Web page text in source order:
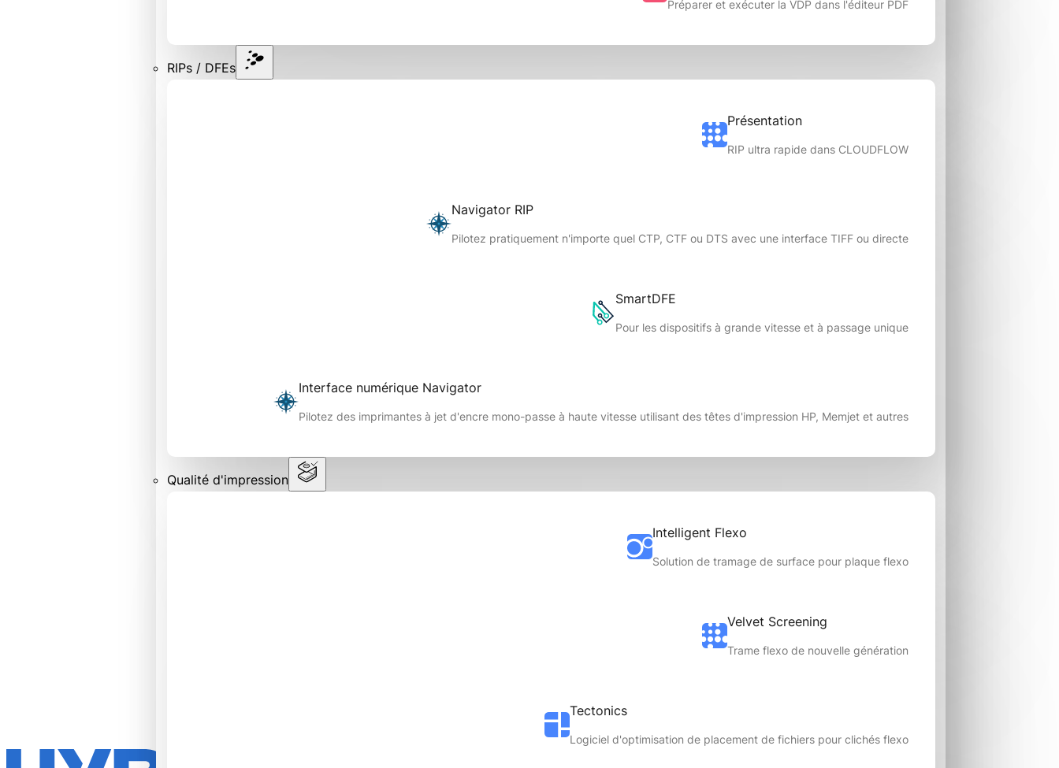
Préparer et exécuter la VDP dans l'éditeur PDF
RIPs / DFEs
Présentation
RIP ultra rapide dans CLOUDFLOW
Navigator RIP
Pilotez pratiquement n'importe quel CTP, CTF ou DTS avec une interface TIFF ou directe
SmartDFE
Pour les dispositifs à grande vitesse et à passage unique
Interface numérique Navigator
Pilotez des imprimantes à jet d'encre mono-passe à haute vitesse utilisant des têtes d'impression HP, Memjet et autres
Qualité d'impression
Intelligent Flexo
Solution de tramage de surface pour plaque flexo
Velvet Screening
Trame flexo de nouvelle génération
Tectonics
Logiciel d'optimisation de placement de fichiers pour clichés flexo